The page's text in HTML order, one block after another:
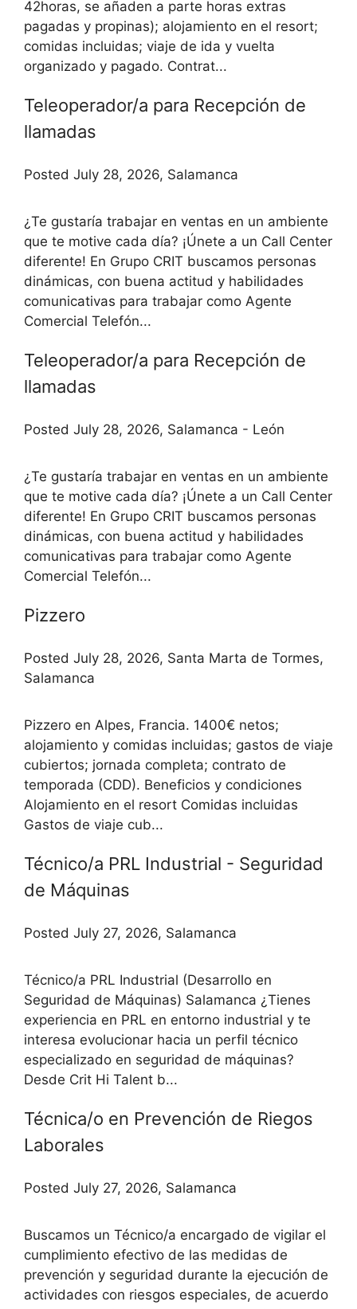
42horas, se añaden a parte horas extras
pagadas y propinas); alojamiento en el resort;
comidas incluidas; viaje de ida y vuelta
organizado y pagado. Contrat...
Teleoperador/a para Recepción de
llamadas
Posted July 28, 2026, Salamanca
¿Te gustaría trabajar en ventas en un ambiente
que te motive cada día? ¡Únete a un Call Center
diferente! En Grupo CRIT buscamos personas
dinámicas, con buena actitud y habilidades
comunicativas para trabajar como Agente
Comercial Telefón...
Teleoperador/a para Recepción de
llamadas
Posted July 28, 2026, Salamanca - León
¿Te gustaría trabajar en ventas en un ambiente
que te motive cada día? ¡Únete a un Call Center
diferente! En Grupo CRIT buscamos personas
dinámicas, con buena actitud y habilidades
comunicativas para trabajar como Agente
Comercial Telefón...
Pizzero
Posted July 28, 2026, Santa Marta de Tormes,
Salamanca
Pizzero en Alpes, Francia. 1400€ netos;
alojamiento y comidas incluidas; gastos de viaje
cubiertos; jornada completa; contrato de
temporada (CDD). Beneficios y condiciones
Alojamiento en el resort Comidas incluidas
Gastos de viaje cub...
Técnico/a PRL Industrial - Seguridad
de Máquinas
Posted July 27, 2026, Salamanca
Técnico/a PRL Industrial (Desarrollo en
Seguridad de Máquinas) Salamanca ¿Tienes
experiencia en PRL en entorno industrial y te
interesa evolucionar hacia un perfil técnico
especializado en seguridad de máquinas?
Desde Crit Hi Talent b...
Técnica/o en Prevención de Riegos
Laborales
Posted July 27, 2026, Salamanca
Buscamos un Técnico/a encargado de vigilar el
cumplimiento efectivo de las medidas de
prevención y seguridad durante la ejecución de
actividades con riesgos especiales, de acuerdo